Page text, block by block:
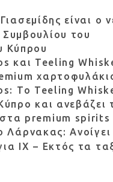
είναι ο
του
Κύπρου
και Teeling
Το Teeling
και ανεβάζει
premium spirits
Λάρνακας:
ΙΧ – Εκτός τα